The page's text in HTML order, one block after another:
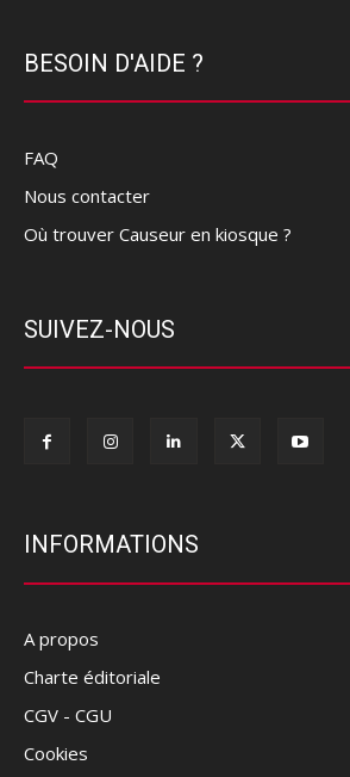
BESOIN D'AIDE ?
FAQ
Nous contacter
Où trouver Causeur en kiosque ?
SUIVEZ-NOUS
INFORMATIONS
A propos
Charte éditoriale
CGV - CGU
Cookies